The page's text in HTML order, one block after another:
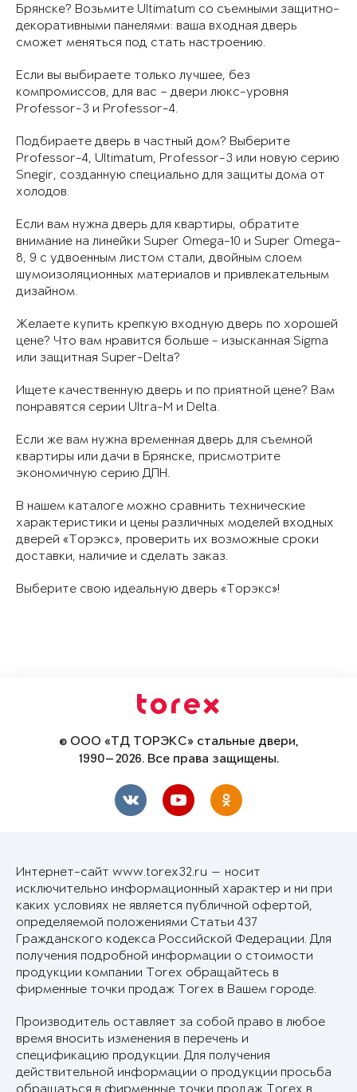
Брянске? Возьмите Ultimatum со съемными защитно-
декоративными панелями: ваша входная дверь
сможет меняться под стать настроению.
Если вы выбираете только лучшее, без
компромиссов, для вас – двери люкс-уровня
Professor-3 и Professor-4.
Подбираете дверь в частный дом? Выберите
Professor-4, Ultimatum, Professor-3 или новую серию
Snegir, созданную специально для защиты дома от
холодов.
Если вам нужна дверь для квартиры, обратите
внимание на линейки Super Omega-10 и Super Omega-
8, 9 с удвоенным листом стали, двойным слоем
шумоизоляционных материалов и привлекательным
дизайном.
Желаете купить крепкую входную дверь по хорошей
цене? Что вам нравится больше - изысканная Sigma
или защитная Super-Delta?
Ищете качественную дверь и по приятной цене? Вам
понравятся серии Ultra-M и Delta.
Если же вам нужна временная дверь для съемной
квартиры или дачи в Брянске, присмотрите
экономичную серию ДПН.
В нашем каталоге можно сравнить технические
характеристики и цены различных моделей входных
дверей «Торэкс», проверить их возможные сроки
доставки, наличие и сделать заказ.
Выберите свою идеальную дверь «Торэкс»!
© ООО «ТД ТОРЭКС» стальные двери,
1990—2026. Все права защищены.
Интернет-сайт www.torex32.ru — носит
исключительно информационный характер и ни при
каких условиях не является публичной офертой,
определяемой положениями Статьи 437
Гражданского кодекса Российской Федерации. Для
получения подробной информации о стоимости
продукции компании Torex обращайтесь в
фирменные точки продаж Torex в Вашем городе.
Производитель оставляет за собой право в любое
время вносить изменения в перечень и
спецификацию продукции. Для получения
действительной информации о продукции просьба
обращаться в фирменные точки продаж Torex в